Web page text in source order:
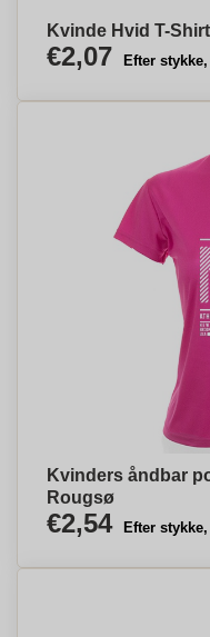
Kvinde Hvid T-
€2,07 Efter
Kvinders åndbar
Rougsø
€2,54 Efter